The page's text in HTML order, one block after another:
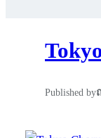
Published by